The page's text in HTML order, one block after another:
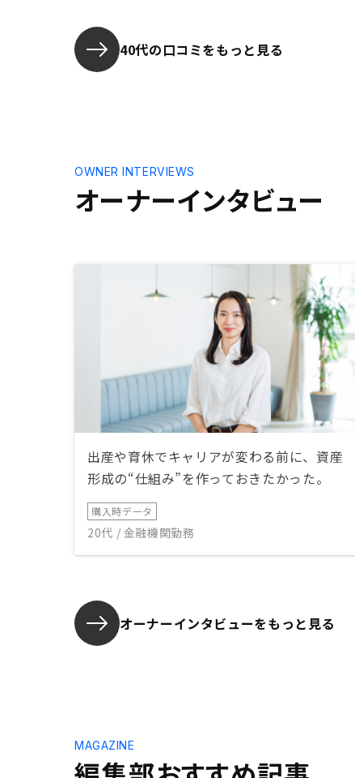
40代の口コミをもっと見る
オーナーインタビュー
OWNER INTERVIEWS
出産や育休でキャリアが変わる前に、資産
形成の“仕組み”を作っておきたかった。
購入時データ
20代 / 金融機関勤務
オーナーインタビューをもっと見る
MAGAZINE